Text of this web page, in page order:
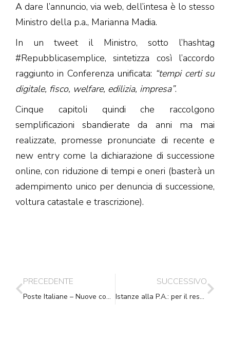
A dare l’annuncio, via web, dell’intesa è lo stesso
Ministro della p.a., Marianna Madia.
In un tweet il Ministro, sotto l’hashtag
#Repubblicasemplice, sintetizza così l’accordo
raggiunto in Conferenza unificata: “tempi certi su
digitale, fisco, welfare, edilizia, impresa”.
Cinque capitoli quindi che raccolgono
semplificazioni sbandierate da anni ma mai
realizzate, promesse pronunciate di recente e
new entry come la dichiarazione di successione
online, con riduzione di tempi e oneri (basterà un
adempimento unico per denuncia di successione,
voltura catastale e trascrizione).
PRECEDENTE
Poste Italiane – Nuove condizioni economiche in vigore dal 01/12/2014
SUCCESSIVO
Istanze alla P.A.: per il responsabile del procedimento vige l’obbligo di motivazione sulle osservazioni presentate a seguito del preavviso di rigetto